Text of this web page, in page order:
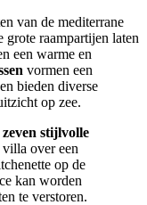
van de mediterrane
grote raampartijen laten
een warme en
vormen een
bieden diverse
op zee.
zeven stijlvolle
villa over een
op de
kan worden
te verstoren.